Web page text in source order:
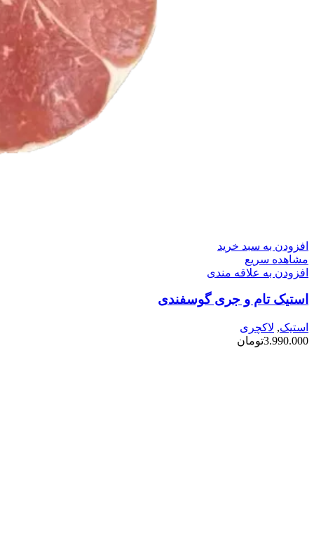
افزودن به سبد خرید
مشاهده سریع
افزودن به علاقه مندی
استیک تام و جری گوسفندی
استیک, لاکچری
3.990.000تومان